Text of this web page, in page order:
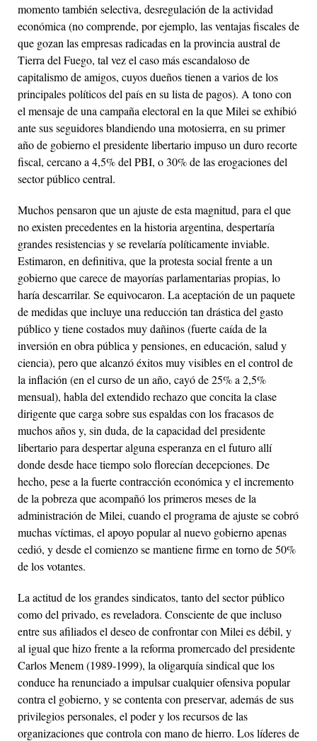
momento también selectiva, desregulación de la actividad
económica (no comprende, por ejemplo, las ventajas fiscales de
que gozan las empresas radicadas en la provincia austral de
Tierra del Fuego, tal vez el caso más escandaloso de
capitalismo de amigos, cuyos dueños tienen a varios de los
principales políticos del país en su lista de pagos). A tono con
el mensaje de una campaña electoral en la que Milei se exhibió
ante sus seguidores blandiendo una motosierra, en su primer
año de gobierno el presidente libertario impuso un duro recorte
fiscal, cercano a 4,5% del PBI, o 30% de las erogaciones del
sector público central.
Muchos pensaron que un ajuste de esta magnitud, para el que
no existen precedentes en la historia argentina, despertaría
grandes resistencias y se revelaría políticamente inviable.
Estimaron, en definitiva, que la protesta social frente a un
gobierno que carece de mayorías parlamentarias propias, lo
haría descarrilar. Se equivocaron. La aceptación de un paquete
de medidas que incluye una reducción tan drástica del gasto
público y tiene costados muy dañinos (fuerte caída de la
inversión en obra pública y pensiones, en educación, salud y
ciencia), pero que alcanzó éxitos muy visibles en el control de
la inflación (en el curso de un año, cayó de 25% a 2,5%
mensual), habla del extendido rechazo que concita la clase
dirigente que carga sobre sus espaldas con los fracasos de
muchos años y, sin duda, de la capacidad del presidente
libertario para despertar alguna esperanza en el futuro allí
donde desde hace tiempo solo florecían decepciones. De
hecho, pese a la fuerte contracción económica y el incremento
de la pobreza que acompañó los primeros meses de la
administración de Milei, cuando el programa de ajuste se cobró
muchas víctimas, el apoyo popular al nuevo gobierno apenas
cedió, y desde el comienzo se mantiene firme en torno de 50%
de los votantes.
La actitud de los grandes sindicatos, tanto del sector público
como del privado, es reveladora. Consciente de que incluso
entre sus afiliados el deseo de confrontar con Milei es débil, y
al igual que hizo frente a la reforma promercado del presidente
Carlos Menem (1989-1999), la oligarquía sindical que los
conduce ha renunciado a impulsar cualquier ofensiva popular
contra el gobierno, y se contenta con preservar, además de sus
privilegios personales, el poder y los recursos de las
organizaciones que controla con mano de hierro. Los líderes de